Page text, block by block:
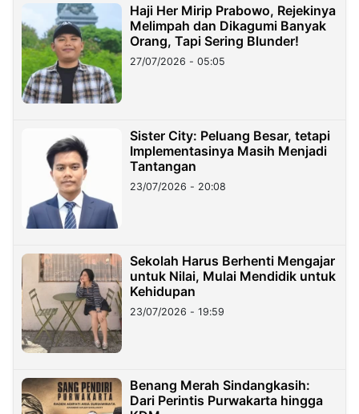
Haji Her Mirip Prabowo, Rejekinya
Melimpah dan Dikagumi Banyak
Orang, Tapi Sering Blunder!
27/07/2026 - 05:05
Sister City: Peluang Besar, tetapi
Implementasinya Masih Menjadi
Tantangan
23/07/2026 - 20:08
Sekolah Harus Berhenti Mengajar
untuk Nilai, Mulai Mendidik untuk
Kehidupan
23/07/2026 - 19:59
Benang Merah Sindangkasih:
Dari Perintis Purwakarta hingga